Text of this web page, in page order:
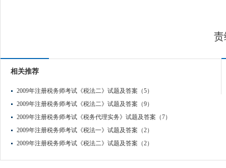
相关推荐
2009年注册税务师考试《税法二》试题及答案（5）
2009年注册税务师考试《税法二》试题及答案（9）
2009年注册税务师考试《税务代理实务》试题及答案（7）
2009年注册税务师考试《税法一》试题及答案（2）
2009年注册税务师考试《税法二》试题及答案（2）